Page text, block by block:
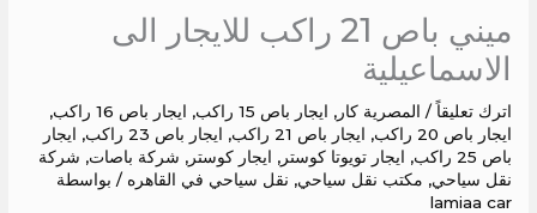
ميني باص 21 راكب للايجار الى
الاسماعيلية
اترك تعليقاً / المصرية كار, ايجار باص 15 راكب , ايجار باص 16 راكب
,
ايجار باص 20 راكب
, ايجار باص 21 راكب , ايجار باص 23 راكب , ايجار
باص 25 راكب
, ايجار تويوتا كوستر, ايجار كوستر, شركة باصات, شركة
نقل سياحي, مكتب نقل سياحي, نقل سياحي في القاهره / بواسطة
lamiaa car